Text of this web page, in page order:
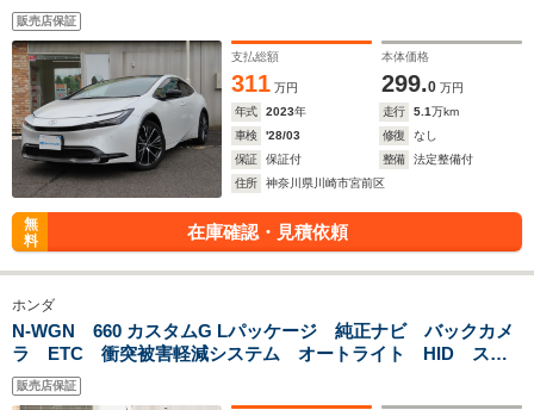
ETC2.0 DVDプレーヤー ツィーター プリクラッシュセーフ
ティシステム
販売店保証
支払総額
311 万円
本体価格
299.0 万円
年式
2023年 走行 5.1万km
車検
'28/03 修復
なし
保証
保証付 整備
法定整備付
住所
神奈川県川崎市宮前区
無
料
在庫確認・見積依頼
ホンダ
N-WGN 660 カスタムG Lパッケージ 純正ナビ バックカメ
ラ ETC 衝突被害軽減システム オートライト HID スマ
ートキー アイドリングストップ 電動格納ミラー ベンチシ
ート 盗難防止システム ABS
販売店保証